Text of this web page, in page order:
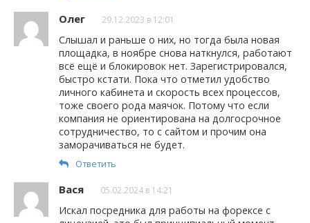
Олег 29.12.2023 в 12:01
Слышал и раньше о них, но тогда была новая
площадка, в ноябре снова наткнулся, работают
всё ещё и блокировок нет. Зарегистрировался,
быстро кстати. Пока что отметил удобство
личного кабинета и скорость всех процессов,
тоже своего рода маячок. Потому что если
компания не ориентирована на долгосрочное
сотрудничество, то с сайтом и прочим она
заморачиваться не будет.
Ответить
Вася 05.02.2024 в 14:21
Искал посредника для работы на форексе с